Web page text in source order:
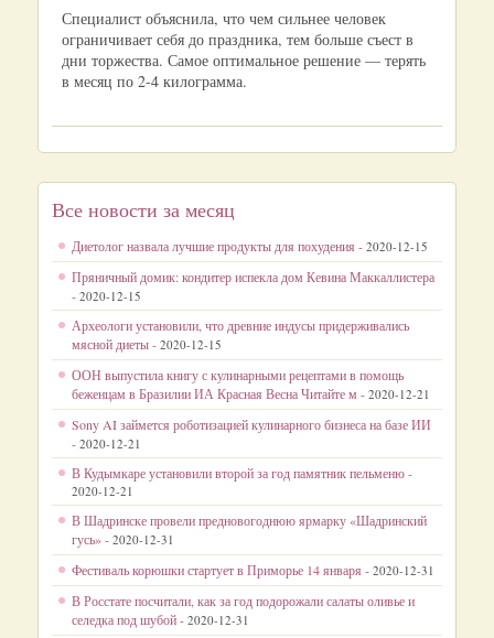
Специалист объяснила, что чем сильнее человек
ограничивает себя до праздника, тем больше съест в
дни торжества. Самое оптимальное решение — терять
в месяц по 2-4 килограмма.
Все новости за месяц
Диетолог назвала лучшие продукты для похудения - 2020-12-15
Пряничный домик: кондитер испекла дом Кевина Маккаллистера
- 2020-12-15
Археологи установили, что древние индусы придерживались
мясной диеты - 2020-12-15
ООН выпустила книгу с кулинарными рецептами в помощь
беженцам в Бразилии ИА Красная Весна Читайте м - 2020-12-21
Sony AI займется роботизацией кулинарного бизнеса на базе ИИ
- 2020-12-21
В Кудымкаре установили второй за год памятник пельменю -
2020-12-21
В Шадринске провели предновогоднюю ярмарку «Шадринский
гусь» - 2020-12-31
Фестиваль корюшки стартует в Приморье 14 января - 2020-12-31
В Росстате посчитали, как за год подорожали салаты оливье и
селедка под шубой - 2020-12-31